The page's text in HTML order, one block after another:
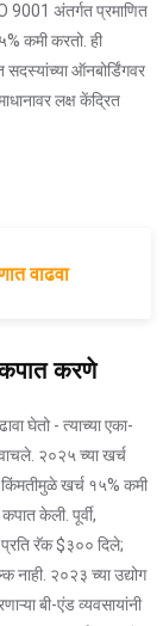
9001 अंतर्गत प्रमाणित
कमी करतो. ही
ऑनबोर्डिंगवर
लक्ष केंद्रित
वाढवा
कपात करणे
घेतो - त्याच्या एका-
२०२५ च्या खर्च
खर्च १५% कमी
केली. पूर्वी,
रॅक $३०० दिले;
२०२३ च्या उद्योग
बी-एंड व्यवसायांनी